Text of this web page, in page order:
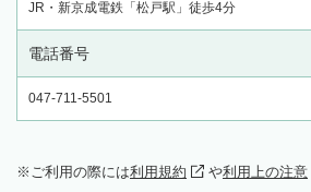
JR・新京成電鉄「松戸駅」徒歩4分
電話番号
047-711-5501
ご利用の際には利用規約 や利用上の注意